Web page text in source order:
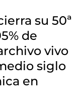
su 50ª
de
vivo
siglo
en